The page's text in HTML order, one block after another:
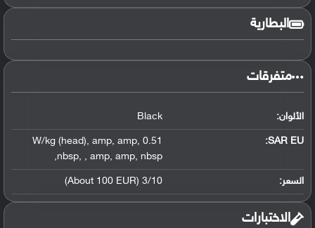
البطارية
متفرقات
الألوان: Black
SAR EU:
0.51 W/kg (head)
, amp, amp,
nbsp, , amp, amp, nbsp
,
السعر: 3/10 (About 100 EUR)
الاختبارات